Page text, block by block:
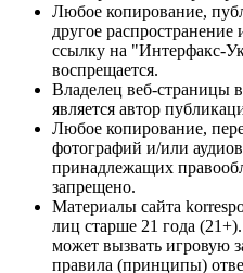
Любое копирование,
другое
ссылку на "Интерфакс-
воспрещается.
Владелец веб-страницы
является автор
Любое копирование,
фотографий и/или
принадлежащих
запрещено.
Материалы сайта
лиц старше 21 года
может вызвать игровую
правила (принципы)